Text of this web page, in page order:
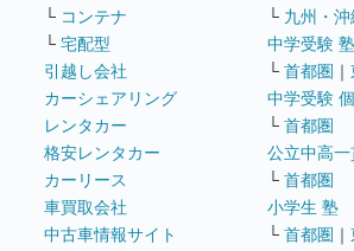
└ コンテナ
└ 宅配型
引越し会社
カーシェアリング
レンタカー
格安レンタカー
カーリース
車買取会社
中古車情報サイト
└ 九州・沖
中学受験 塾
└ 首都圏 ｜
中学受験
└ 首都圏
公立中高
└ 首都圏
小学生 塾
└ 首都圏 ｜